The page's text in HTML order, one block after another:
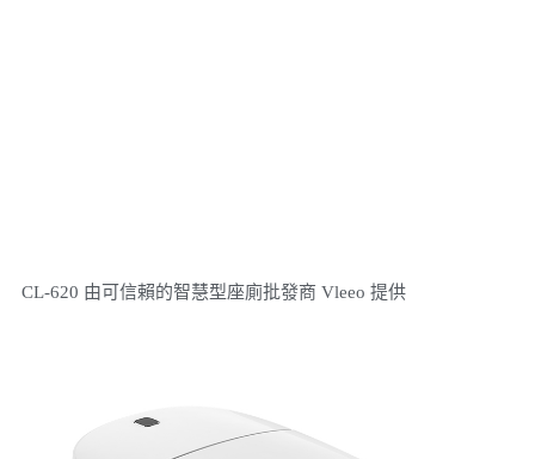
CL-620 由可信賴的智慧型座廁批發商 Vleeo 提供